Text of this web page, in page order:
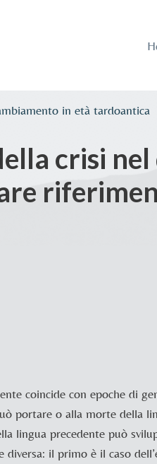
in età tardoantica
crisi
coincide con epoche di
portare o alla morte della
lingua precedente può
il primo è il caso